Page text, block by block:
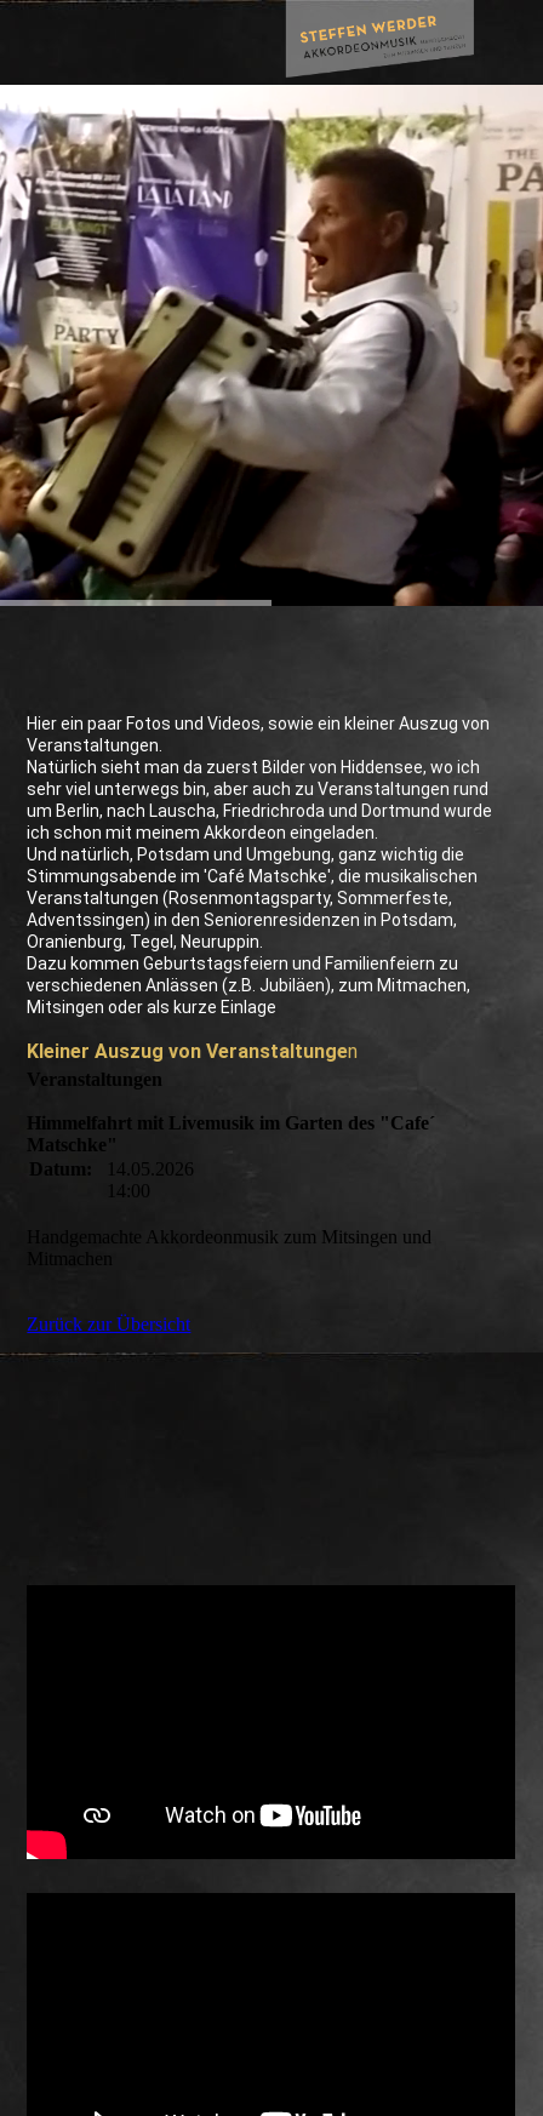
Hier ein paar Fotos und Videos, sowie ein kleiner Auszug von
Veranstaltungen.
Natürlich sieht man da zuerst Bilder von Hiddensee, wo ich
sehr viel unterwegs bin, aber auch zu Veranstaltungen rund
um Berlin, nach Lauscha, Friedrichroda und Dortmund wurde
ich schon mit meinem Akkordeon eingeladen.
Und natürlich, Potsdam und Umgebung, ganz wichtig die
Stimmungsabende im 'Café Matschke', die musikalischen
Veranstaltungen (Rosenmontagsparty, Sommerfeste,
Adventssingen) in den Seniorenresidenzen in Potsdam,
Oranienburg, Tegel, Neuruppin.
Dazu kommen Geburtstagsfeiern und Familienfeiern zu
verschiedenen Anlässen (z.B. Jubiläen), zum Mitmachen,
Mitsingen oder als kurze Einlage
Kleiner Auszug von Veranstaltungen
Veranstaltungen
Himmelfahrt mit Livemusik im Garten des "Cafe´
Matschke"
Datum:
14.05.2026
14:00
Handgemachte Akkordeonmusik zum Mitsingen und
Mitmachen
Zurück zur Übersicht